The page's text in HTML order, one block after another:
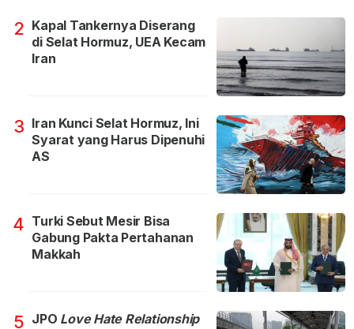
2 Kapal Tankernya Diserang
di Selat Hormuz, UEA Kecam
Iran
3 Iran Kunci Selat Hormuz, Ini
Syarat yang Harus Dipenuhi
AS
4 Turki Sebut Mesir Bisa
Gabung Pakta Pertahanan
Makkah
5 JPO Love Hate Relationship